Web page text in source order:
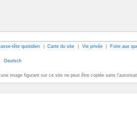
tête quotidien | Carte du site | Vie privée | Foire aux
Deutsch
image figurant sur ce site ne peut être copiée sans